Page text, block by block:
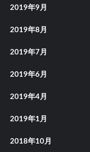
2019年9月
2019年8月
2019年7月
2019年6月
2019年4月
2019年1月
2018年10月